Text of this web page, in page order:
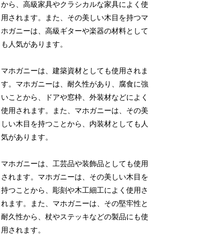
から、高級家具やクラシカルな家具によく使
用されます。また、その美しい木目を持つマ
ホガニーは、高級ギターや楽器の材料として
も人気があります。
マホガニーは、建築資材としても使用されま
す。マホガニーは、耐久性があり、腐食に強
いことから、ドアや窓枠、外装材などによく
使用されます。また、マホガニーは、その美
しい木目を持つことから、内装材としても人
気があります。
マホガニーは、工芸品や装飾品としても使用
されます。マホガニーは、その美しい木目を
持つことから、彫刻や木工細工によく使用さ
れます。また、マホガニーは、その堅牢性と
耐久性から、杖やステッキなどの製品にも使
用されます。